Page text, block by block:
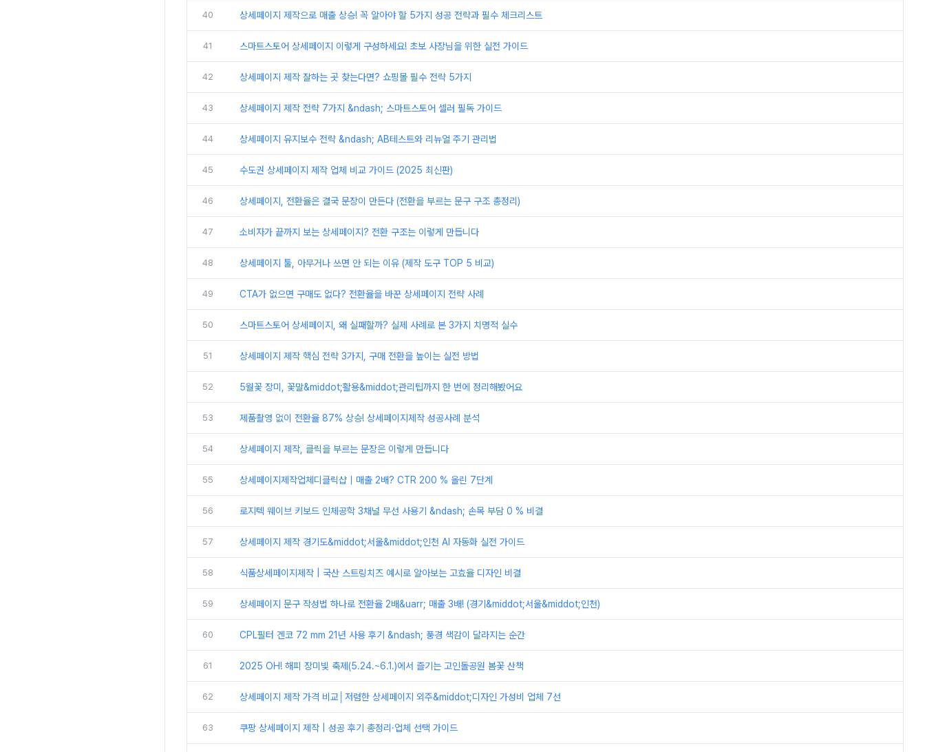
40 상세페이지 제작으로 매출 상승! 꼭 알아야 할 5가지 성공 전략과 필수 체크리스트
41 스마트스토어 상세페이지 이렇게 구성하세요! 초보 사장님을 위한 실전 가이드
42 상세페이지 제작 잘하는 곳 찾는다면? 쇼핑몰 필수 전략 5가지
43 상세페이지 제작 전략 7가지 &ndash; 스마트스토어 셀러 필독 가이드
44 상세페이지 유지보수 전략 &ndash; AB테스트와 리뉴얼 주기 관리법
45 수도권 상세페이지 제작 업체 비교 가이드 (2025 최신판)
46 상세페이지, 전환율은 결국 문장이 만든다 (전환을 부르는 문구 구조 총정리)
47 소비자가 끝까지 보는 상세페이지? 전환 구조는 이렇게 만듭니다
48 상세페이지 툴, 아무거나 쓰면 안 되는 이유 (제작 도구 TOP 5 비교)
49 CTA가 없으면 구매도 없다? 전환율을 바꾼 상세페이지 전략 사례
50 스마트스토어 상세페이지, 왜 실패할까? 실제 사례로 본 3가지 치명적 실수
51 상세페이지 제작 핵심 전략 3가지, 구매 전환을 높이는 실전 방법
52 5월꽃 장미, 꽃말&middot;활용&middot;관리팁까지 한 번에 정리해봤어요
53 제품촬영 없이 전환율 87% 상승! 상세페이지제작 성공사례 분석
54 상세페이지 제작, 클릭을 부르는 문장은 이렇게 만듭니다
55 상세페이지제작업체디클릭샵｜매출 2배? CTR 200 % 올린 7단계
56 로지텍 웨이브 키보드 인체공학 3채널 무선 사용기 &ndash; 손목 부담 0 % 비결
57 상세페이지 제작 경기도&middot;서울&middot;인천 AI 자동화 실전 가이드
58 식품상세페이지제작 | 국산 스트링치즈 예시로 알아보는 고효율 디자인 비결
59 상세페이지 문구 작성법 하나로 전환율 2배&uarr; 매출 3배! (경기&middot;서울&middot;인천)
60 CPL필터 겐코 72 mm 21년 사용 후기 &ndash; 풍경 색감이 달라지는 순간
61 2025 OH! 해피 장미빛 축제(5.24.~6.1.)에서 즐기는 고인돌공원 봄꽃 산책
62 상세페이지 제작 가격 비교│저렴한 상세페이지 외주&middot;디자인 가성비 업체 7선
63 쿠팡 상세페이지 제작 | 성공 후기 총정리·업체 선택 가이드